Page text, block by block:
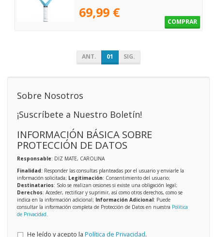
69,99 €
COMPRAR
ANT. 01 SIG.
Sobre Nosotros
¡Suscríbete a Nuestro Boletín!
INFORMACIÓN BÁSICA SOBRE
PROTECCIÓN DE DATOS
Responsable: DIZ MATE, CAROLINA
Finalidad: Responder las consultas planteadas por el usuario y enviarle la
información solicitada; Legitimación: Consentimiento del usuario;
Destinatarios: Solo se realizan cesiones si existe una obligación legal;
Derechos: Acceder, rectificar y suprimir, así como otros derechos, como se
indica en la información adicional; Información Adicional: Puede
consultar la información completa de Protección de Datos en nuestra Política
de Privacidad.
He leído y acepto la Política de Privacidad.